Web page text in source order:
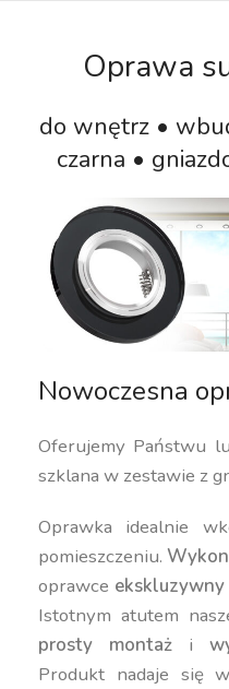
Oprawa
do wnętrz •
czarna •
Nowoczesna
Oferujemy Państwu
szklana w zestawie z
Oprawka idealnie
pomieszczeniu.
oprawce
Istotnym atutem
prosty montaż i
Produkt nadaje się